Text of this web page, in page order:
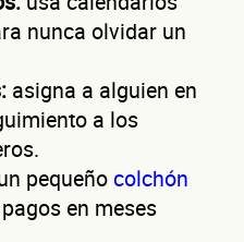
nunca olvidar un
asigna a alguien en
a los
pequeñocolchón
en meses
de forma integral.